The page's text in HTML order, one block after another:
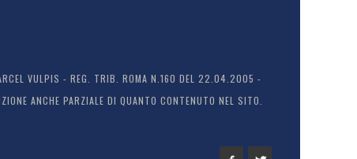
VULPIS - REG. TRIB. ROMA N.160 DEL 22.04.2005 -
ANCHE PARZIALE DI QUANTO CONTENUTO NEL SITO.